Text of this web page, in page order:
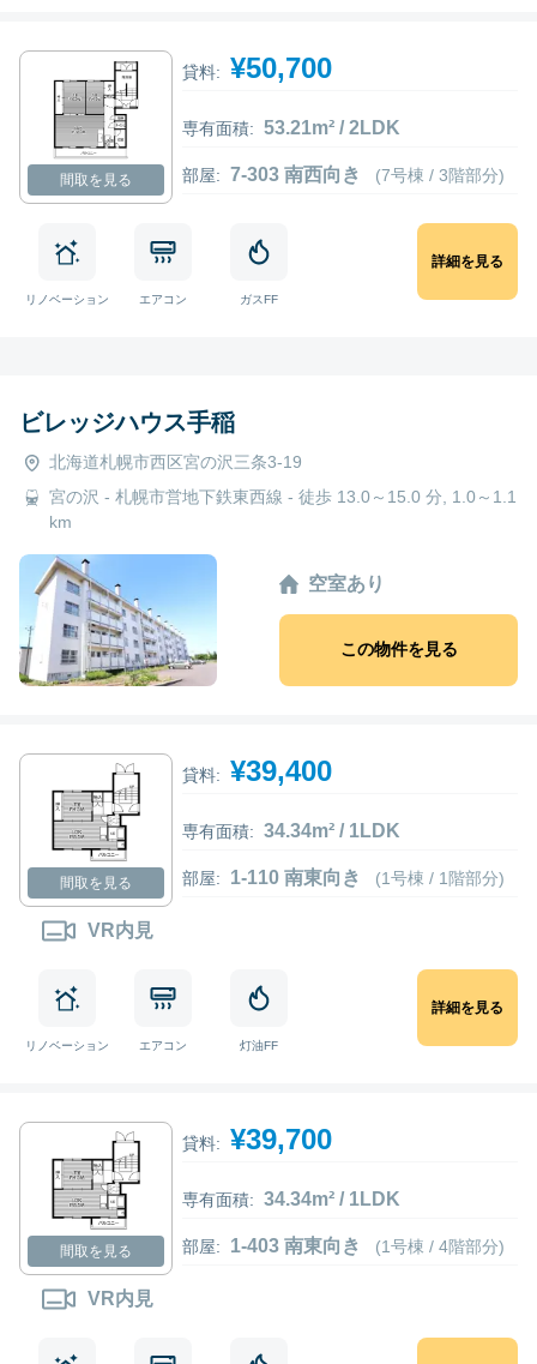
間取を見る
貸料: ¥50,700
専有面積: 53.21m² / 2LDK
部屋: 7-303 南西向き (7号棟 / 3階部分)
リノベーション エアコン ガスFF
詳細を見る
ビレッジハウス手稲
北海道札幌市西区宮の沢三条3-19
宮の沢 - 札幌市営地下鉄東西線 - 徒歩 13.0～15.0 分, 1.0～1.1
km
空室あり
この物件を見る
間取を見る
VR内見
貸料: ¥39,400
専有面積: 34.34m² / 1LDK
部屋: 1-110 南東向き (1号棟 / 1階部分)
リノベーション エアコン 灯油FF
詳細を見る
間取を見る
VR内見
貸料: ¥39,700
専有面積: 34.34m² / 1LDK
部屋: 1-403 南東向き (1号棟 / 4階部分)